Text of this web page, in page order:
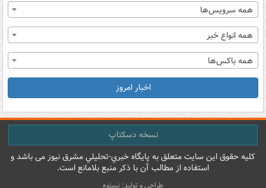
همه سرویس‌ها
همه انواع خبر
همه باکس‌ها
اخبار امروز
نسخه دسکتاپ
کليه حقوق اين سايت متعلق به پایگاه خبري-تحليلي مشرق نيوز می باشد و
استفاده از مطالب آن با ذکر منبع بلامانع است.
طراحی و تولید: نستوه